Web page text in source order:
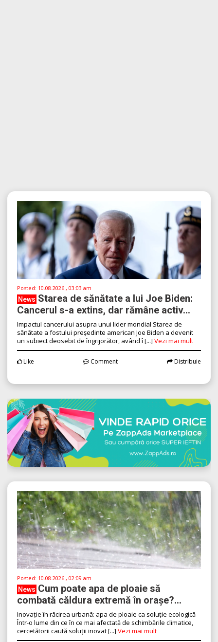
Posted: 10.08.2026 , 03:03 am
News Starea de sănătate a lui Joe Biden:
Cancerul s-a extins, dar rămâne activ...
Impactul cancerului asupra unui lider mondial Starea de
sănătate a fostului președinte american Joe Biden a devenit
un subiect deosebit de îngrijorător, având î [...] Vezi mai mult
Like Comment Distribuie
Posted: 10.08.2026 , 02:09 am
News Cum poate apa de ploaie să
combată căldura extremă în orașe?...
Inovație în răcirea urbană: apa de ploaie ca soluție ecologică
Într-o lume din ce în ce mai afectată de schimbările climatice,
cercetătorii caută soluții inovat [...] Vezi mai mult